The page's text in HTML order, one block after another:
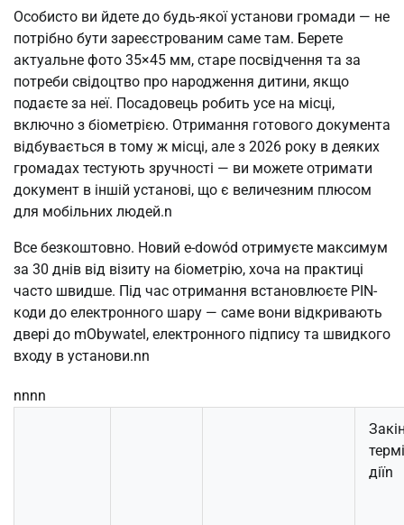
Особисто ви йдете до будь-якої установи громади — не
потрібно бути зареєстрованим саме там. Берете
актуальне фото 35×45 мм, старе посвідчення та за
потреби свідоцтво про народження дитини, якщо
подаєте за неї. Посадовець робить усе на місці,
включно з біометрією. Отримання готового документа
відбувається в тому ж місці, але з 2026 року в деяких
громадах тестують зручності — ви можете отримати
документ в іншій установі, що є величезним плюсом
для мобільних людей.n
Все безкоштовно. Новий e-dowód отримуєте максимум
за 30 днів від візиту на біометрію, хоча на практиці
часто швидше. Під час отримання встановлюєте PIN-
коди до електронного шару — саме вони відкривають
двері до mObywatel, електронного підпису та швидкого
входу в установи.nn
nnnn
діїn